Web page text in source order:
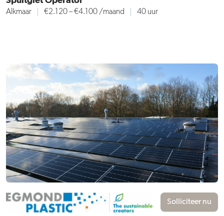
Alkmaar €2.120 – €4.100 /maand 40 uur
Solliciteer nu